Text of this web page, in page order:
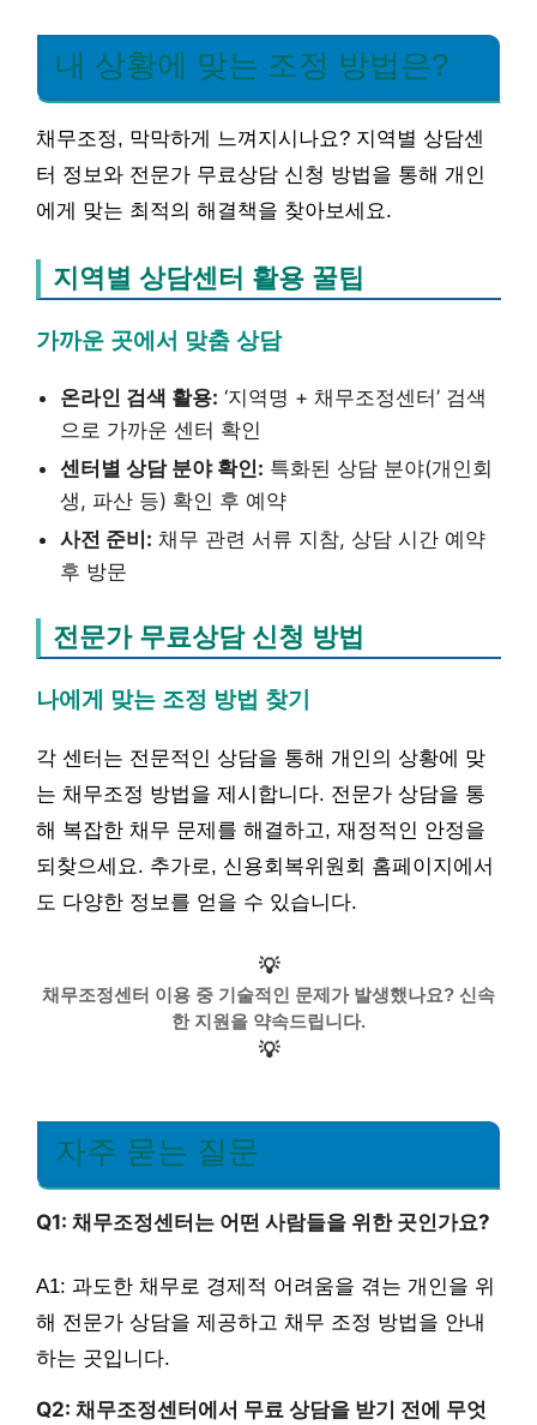
내 상황에 맞는 조정 방법은?
채무조정, 막막하게 느껴지시나요? 지역별 상담센
터 정보와 전문가 무료상담 신청 방법을 통해 개인
에게 맞는 최적의 해결책을 찾아보세요.
지역별 상담센터 활용 꿀팁
가까운 곳에서 맞춤 상담
온라인 검색 활용: ‘지역명 + 채무조정센터’ 검색
으로 가까운 센터 확인
센터별 상담 분야 확인: 특화된 상담 분야(개인회
생, 파산 등) 확인 후 예약
사전 준비: 채무 관련 서류 지참, 상담 시간 예약
후 방문
전문가 무료상담 신청 방법
나에게 맞는 조정 방법 찾기
각 센터는 전문적인 상담을 통해 개인의 상황에 맞
는 채무조정 방법을 제시합니다. 전문가 상담을 통
해 복잡한 채무 문제를 해결하고, 재정적인 안정을
되찾으세요. 추가로, 신용회복위원회 홈페이지에서
도 다양한 정보를 얻을 수 있습니다.
💡
채무조정센터 이용 중 기술적인 문제가 발생했나요? 신속
한 지원을 약속드립니다.
💡
자주 묻는 질문
Q1: 채무조정센터는 어떤 사람들을 위한 곳인가요?
A1: 과도한 채무로 경제적 어려움을 겪는 개인을 위
해 전문가 상담을 제공하고 채무 조정 방법을 안내
하는 곳입니다.
Q2: 채무조정센터에서 무료 상담을 받기 전에 무엇